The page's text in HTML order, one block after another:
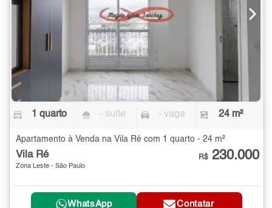
1 quarto - suíte - vaga 24 m²
Apartamento à Venda na Vila Ré com 1 quarto - 24 m²
Vila Ré
Zona Leste - São Paulo
R$ 230.000
WhatsApp Contatar